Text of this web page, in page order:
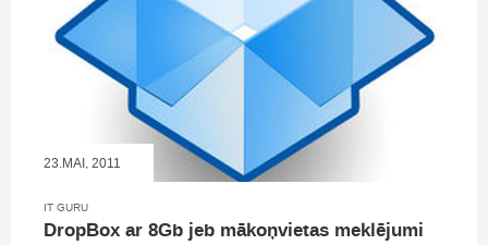
23.MAI, 2011
IT GURU
DropBox ar 8Gb jeb mākoņvietas meklējumi